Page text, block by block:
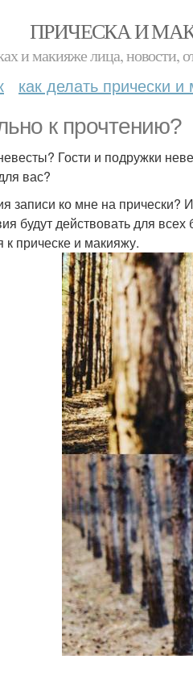
ПРИЧЕСКА И
и макияже лица, новости,
как делать прически
к прочтению?
Гости и подружки
вас?
записи ко мне на прически?
будут действовать для
к прическе и макияжу.